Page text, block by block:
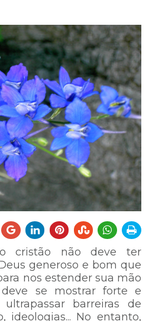
cristão não deve ter
generoso e bom que
nos estender sua mão
deve se mostrar forte e
barreiras de
ideologias... No entanto,